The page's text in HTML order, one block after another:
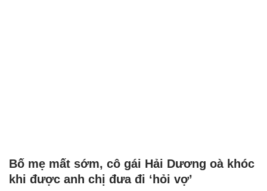
Bố mẹ mất sớm, cô gái Hải Dương oà khóc
khi được anh chị đưa đi ‘hỏi vợ’